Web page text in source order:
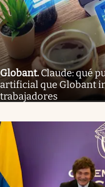
Globant.Claude: qué
artificial que Globant
trabajadores